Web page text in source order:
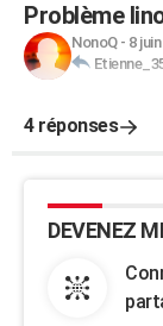
Problème
NonoQ- 8
4 réponses
DEVENEZ